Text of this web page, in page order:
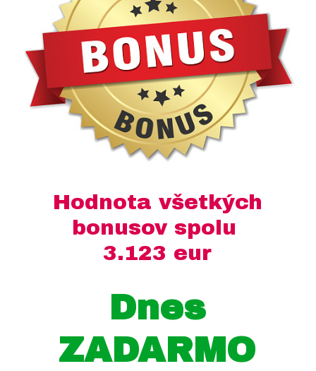
Hodnota všetkých
bonusov spolu
3.123 eur
Dnes
ZADARMO